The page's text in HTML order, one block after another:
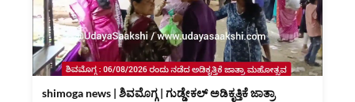
shimoga news | ಶಿವಮೊಗ್ಗ | ಗುಡ್ಡೇಕಲ್ ಅಡಿಕೃತ್ತಿಕೆ ಜಾತ್ರಾ